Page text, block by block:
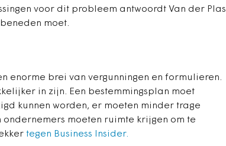
voor dit probleem antwoordt Van der Plas
moet.
enorme brei van vergunningen en formulieren.
in zijn. Een bestemmingsplan moet
kunnen worden, er moeten minder trage
ondernemers moeten ruimte krijgen om te
tegen Business Insider.